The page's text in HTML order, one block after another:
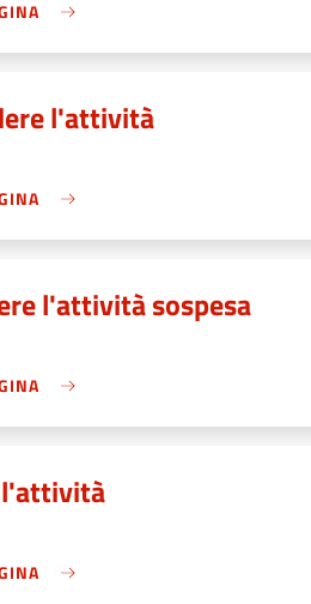
l'attività
l'attività sospesa
l'attività